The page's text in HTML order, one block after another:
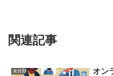
関連記事
未分類
オン